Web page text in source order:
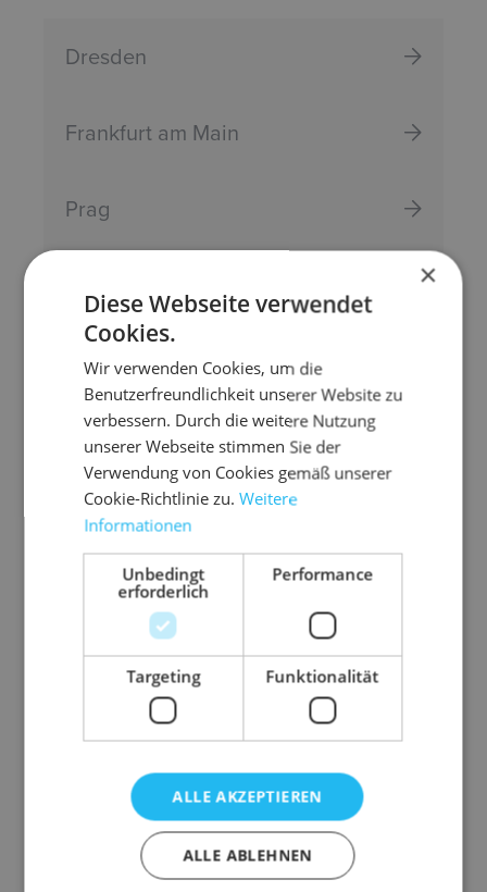
Dresden
Frankfurt am Main
Prag
REISS Brand Book
Version: 09.2023
PDF herunterladen Mehr erfahren
×
Diese Webseite verwendet
Cookies.
Wir verwenden Cookies, um die
Benutzerfreundlichkeit unserer Website zu
verbessern. Durch die weitere Nutzung
unserer Webseite stimmen Sie der
Verwendung von Cookies gemäß unserer
Cookie-Richtlinie zu.Weitere
Informationen
Unbedingt
erforderlich
Performance
Targeting Funktionalität
ALLE AKZEPTIEREN
ALLE ABLEHNEN